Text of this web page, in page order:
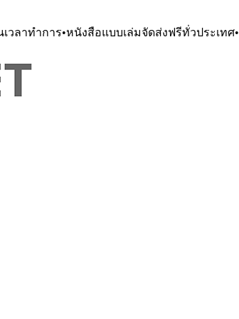
เวลาทำการ•หนังสือแบบเล่มจัดส่งฟรีทั่วประเทศ•